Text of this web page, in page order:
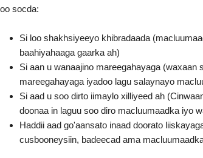
socda:
Si loo shakhsiyeeyo khibradaada
baahiyahaaga gaarka ah)
Si aan u wanaajino mareegahayaga
mareegahayaga iyadoo lagu salaynayo
Si aad u soo dirto iimaylo xilliyeed ah
doonaa in laguu soo diro macluumaadka iyo
Haddii aad go'aansato inaad doorato
cusbooneysiin, badeecad ama